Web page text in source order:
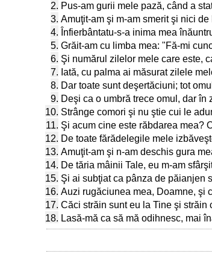
2. Pus-am gurii mele pază, când a
3. Amuţit-am şi m-am smerit şi nici
4. Înfierbântatu-s-a inima mea
5. Grăit-am cu limba mea: "Fă-mi
6. Şi numărul zilelor mele care este,
7. Iată, cu palma ai măsurat zilele
8. Dar toate sunt deşertăciuni; tot
9. Deşi ca o umbră trece omul, dar în
10. Strânge comori şi nu ştie cui le
11. Şi acum cine este răbdarea mea?
12. De toate fărădelegile mele
13. Amuţit-am şi n-am deschis gura
14. De tăria mâinii Tale, eu m-am
15. Şi ai subţiat ca pânza de păianjen
16. Auzi rugăciunea mea, Doamne, şi
17. Căci străin sunt eu la Tine şi străin
18. Lasă-mă ca să mă odihnesc, mai